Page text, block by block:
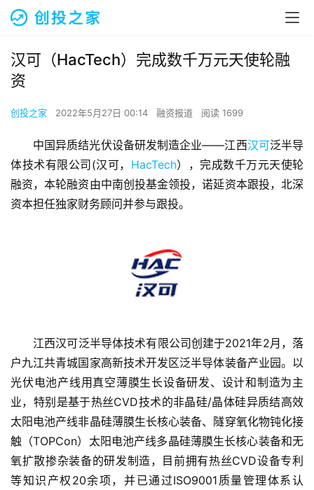
首
页
融
资
汉可（HacTech）完成数千万元天使轮融
资
创投之家 2022年5月27日 00:14 融资报道 阅读 1699
中国异质结光伏设备研发制造企业——江西汉可泛半导
体技术有限公司(汉可， HacTech），完成数千万元天使轮
融资，本轮融资由中南创投基金领投，诺延资本跟投，北深
资本担任独家财务顾问并参与跟投。
江西汉可泛半导体技术有限公司创建于2021年2月，落
户九江共青城国家高新技术开发区泛半导体装备产业园。以
光伏电池产线用真空薄膜生长设备研发、设计和制造为主
业，特别是基于热丝CVD技术的非晶硅/晶体硅异质结高效
太阳电池产线非晶硅薄膜生长核心装备、隧穿氧化物钝化接
触（TOPCon）太阳电池产线多晶硅薄膜生长核心装备和无
氧扩散掺杂装备的研发制造，目前拥有热丝CVD设备专利
等知识产权20余项，并已通过ISO9001质量管理体系认